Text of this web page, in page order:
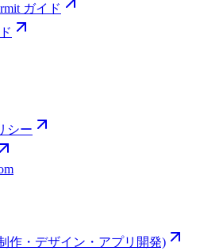
ガイド
シー
作・デザイン・アプリ開発)